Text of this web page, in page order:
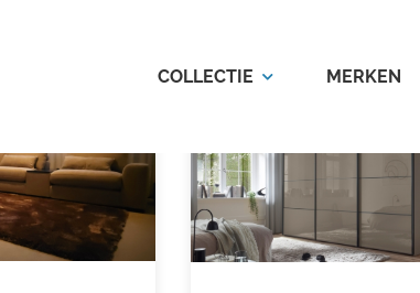
COLLECTIE MERKEN